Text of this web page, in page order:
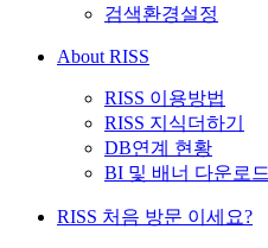
검색환경설정
About RISS
RISS 이용방법
RISS 지식더하기
DB연계 현황
BI 및 배너 다운로드
RISS 처음 방문 이세요?